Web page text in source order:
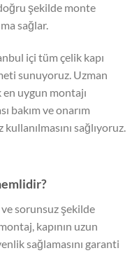
şekilde monte
sağlar.
içi tüm çelik kapı
sunuyoruz. Uzman
en uygun montajı
bakım ve onarım
sağlıyoruz.
ve sorunsuz şekilde
kapının uzun
sağlamasını garanti